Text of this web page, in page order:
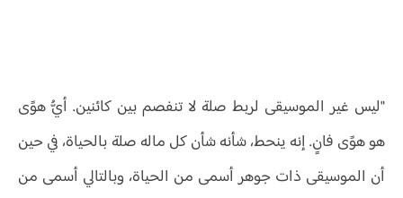
"ليس غير الموسيقى لربط صلة لا تنفصم بين كائنين. أيُّ هوًى
هو هوًى فانٍ. إنه ينحط، شأنه شأن كل ماله صلة بالحياة، في حين
أن الموسيقى ذات جوهر أسمى من الحياة، وبالتالي أسمى من